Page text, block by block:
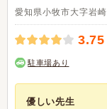
愛知県小牧市大字岩
3.75
駐車場あり
優しい先生